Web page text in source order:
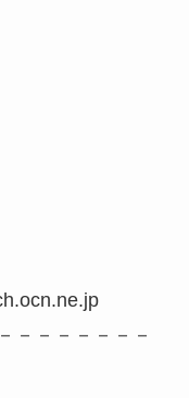
－－－－－－－